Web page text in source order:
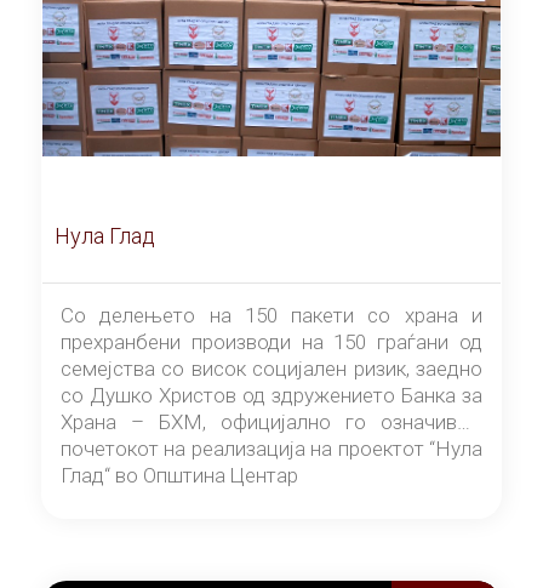
Нула Глад
Со делењето на 150 пакети со храна и
прехранбени производи на 150 граѓани од
семејства со висок социјален ризик, заедно
со Душко Христов од здружението Банка за
Храна – БХМ, официјално го означивме
почетокот на реализација на проектот “Нула
Глад“ во Општина Центар